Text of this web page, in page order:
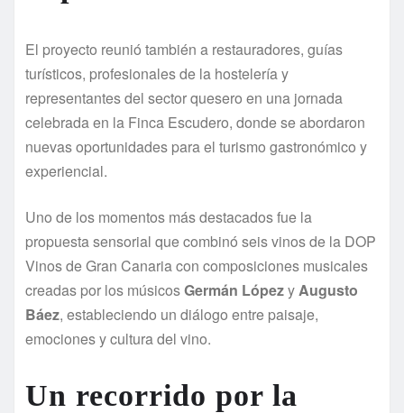
El proyecto reunió también a restauradores, guías
turísticos, profesionales de la hostelería y
representantes del sector quesero en una jornada
celebrada en la Finca Escudero, donde se abordaron
nuevas oportunidades para el turismo gastronómico y
experiencial.
Uno de los momentos más destacados fue la
propuesta sensorial que combinó seis vinos de la DOP
Vinos de Gran Canaria con composiciones musicales
creadas por los músicosGermán LópezyAugusto
Báez, estableciendo un diálogo entre paisaje,
emociones y cultura del vino.
Un recorrido por la